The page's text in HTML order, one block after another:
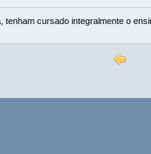
tenham cursado integralmente o